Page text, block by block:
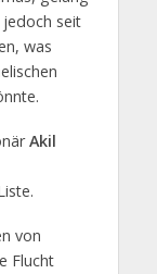
seit
was
Akil
von
Flucht